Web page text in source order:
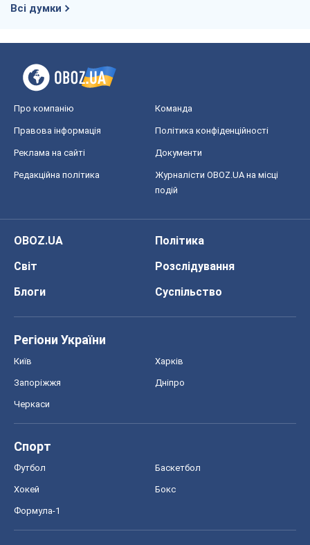
Всі думки
Про компанію Команда
Правова інформація Політика конфіденційності
Реклама на сайті Документи
Редакційна політика
Журналісти OBOZ.UA на місці
подій
OBOZ.UA
Політика
Світ
Розслідування
Блоги
Суспільство
Регіони України
Київ Харків
Запоріжжя Дніпро
Черкаси
Спорт
Футбол Баскетбол
Хокей Бокс
Формула-1